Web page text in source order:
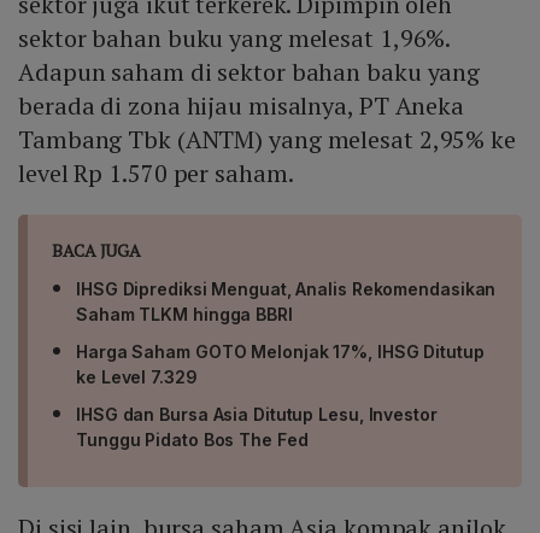
sektor bahan buku yang melesat 1,96%.
Adapun saham di sektor bahan baku yang
berada di zona hijau misalnya, PT Aneka
Tambang Tbk (ANTM) yang melesat 2,95% ke
level Rp 1.570 per saham.
BACA JUGA
IHSG Diprediksi Menguat, Analis Rekomendasikan
Saham TLKM hingga BBRI
Harga Saham GOTO Melonjak 17%, IHSG Ditutup
ke Level 7.329
IHSG dan Bursa Asia Ditutup Lesu, Investor
Tunggu Pidato Bos The Fed